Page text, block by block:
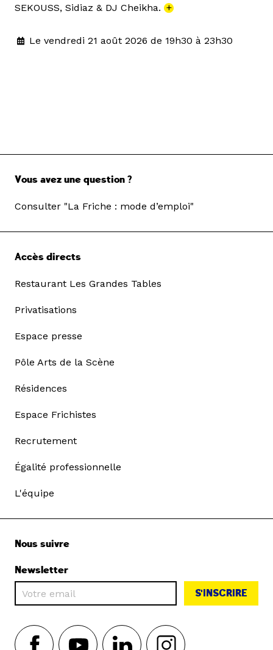
SEKOUSS, Sidiaz & DJ Cheikha. +
Le vendredi 21 août 2026 de 19h30 à 23h30
Vous avez une question ?
Consulter "La Friche : mode d’emploi"
Accès directs
Restaurant Les Grandes Tables
Privatisations
Espace presse
Pôle Arts de la Scène
Résidences
Espace Frichistes
Recrutement
Égalité professionnelle
L'équipe
Nous suivre
Newsletter
S'INSCRIRE